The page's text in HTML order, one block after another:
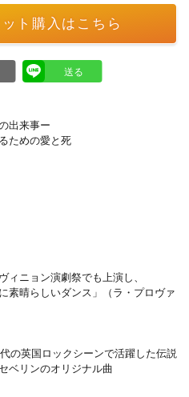
ト購入はこちら
の出来事ー
ための愛と死
ニョン演劇祭でも上演し、
素晴らしいダンス」（ラ・プロヴァ
の英国ロックシーンで活躍した伝説
ベリンのオリジナル曲